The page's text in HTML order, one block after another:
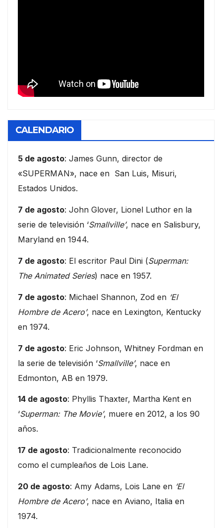
CALENDARIO
5 de agosto: James Gunn, director de
«SUPERMAN», nace en San Luis, Misuri,
Estados Unidos.
7 de agosto: John Glover, Lionel Luthor en la
serie de televisión ‘Smallville’, nace en Salisbury,
Maryland en 1944.
7 de agosto: El escritor Paul Dini (Superman:
The Animated Series) nace en 1957.
7 de agosto: Michael Shannon, Zod en ‘El
Hombre de Acero’, nace en Lexington, Kentucky
en 1974.
7 de agosto: Eric Johnson, Whitney Fordman en
la serie de televisión ‘Smallville’, nace en
Edmonton, AB en 1979.
14 de agosto: Phyllis Thaxter, Martha Kent en
‘Superman: The Movie’, muere en 2012, a los 90
años.
17 de agosto: Tradicionalmente reconocido
como el cumpleaños de Lois Lane.
20 de agosto: Amy Adams, Lois Lane en ‘El
Hombre de Acero’, nace en Aviano, Italia en
1974.